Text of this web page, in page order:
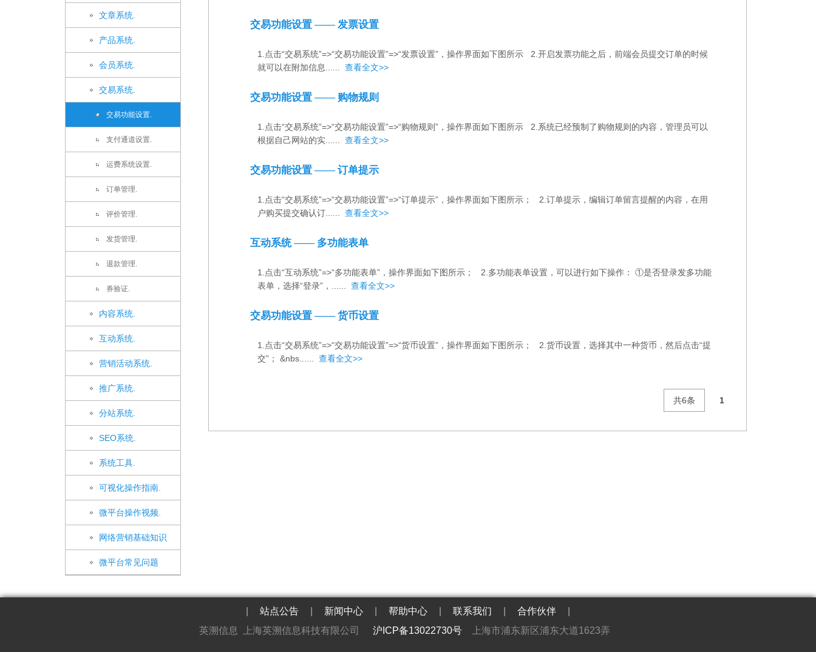
文章系统.
产品系统.
会员系统.
交易系统.
交易功能设置.
支付通道设置.
运费系统设置.
订单管理.
评价管理.
发货管理.
退款管理.
券验证.
内容系统.
互动系统.
营销活动系统.
推广系统.
分站系统.
SEO系统.
系统工具.
可视化操作指南.
微平台操作视频.
网络营销基础知识
微平台常见问题
交易功能设置 —— 发票设置
1.点击“交易系统”=>“交易功能设置”=>“发票设置”，操作界面如下图所示 2.开启发票功能之后，前端会员提交订单的时候
就可以在附加信息...... 查看全文>>
交易功能设置 —— 购物规则
1.点击“交易系统”=>“交易功能设置”=>“购物规则”，操作界面如下图所示 2.系统已经预制了购物规则的内容，管理员可以
根据自己网站的实...... 查看全文>>
交易功能设置 —— 订单提示
1.点击“交易系统”=>“交易功能设置”=>“订单提示”，操作界面如下图所示； 2.订单提示，编辑订单留言提醒的内容，在用
户购买提交确认订...... 查看全文>>
互动系统 —— 多功能表单
1.点击“互动系统”=>“多功能表单”，操作界面如下图所示； 2.多功能表单设置，可以进行如下操作： ①是否登录发多功能
表单，选择“登录”，...... 查看全文>>
交易功能设置 —— 货币设置
1.点击“交易系统”=>“交易功能设置”=>“货币设置”，操作界面如下图所示； 2.货币设置，选择其中一种货币，然后点击“提
交”； &nbs...... 查看全文>>
共6条 1
站点公告 新闻中心 帮助中心 联系我们 合作伙伴
英溯信息 上海英溯信息科技有限公司
沪ICP备13022730号上海市浦东新区浦东大道1623弄